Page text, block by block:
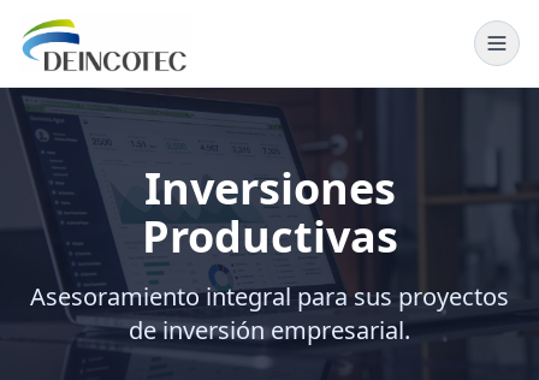
DEINCOTEC · Inicio
Inversiones
Productivas
Asesoramiento integral para sus proyectos
de inversión empresarial.